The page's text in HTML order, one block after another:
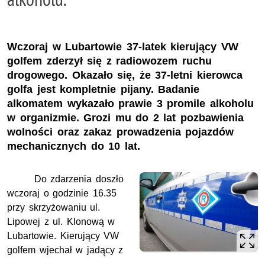
Wczoraj w Lubartowie 37-latek kierujący VW
golfem zderzył się z radiowozem ruchu
drogowego. Okazało się, że 37-letni kierowca
golfa jest kompletnie pijany. Badanie
alkomatem wykazało prawie 3 promile alkoholu
w organizmie. Grozi mu do 2 lat pozbawienia
wolności oraz zakaz prowadzenia pojazdów
mechanicznych do 10 lat.
Do zdarzenia doszło
wczoraj o godzinie 16.35
przy skrzyżowaniu ul.
Lipowej z ul. Klonową w
Lubartowie. Kierujący VW
golfem wjechał w jadący z